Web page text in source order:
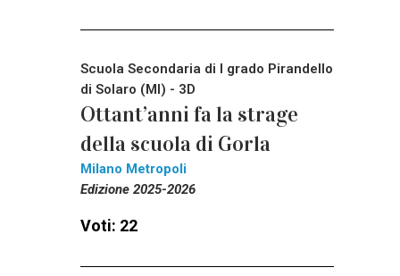
Scuola Secondaria di I grado Pirandello
di Solaro (MI) - 3D
Ottant’anni fa la strage
della scuola di Gorla
Milano Metropoli
Edizione 2025-2026
Voti: 22